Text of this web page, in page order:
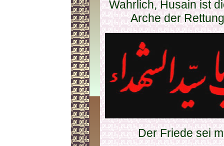
Wahrlich, Husain ist
Arche der
Der Friede sei